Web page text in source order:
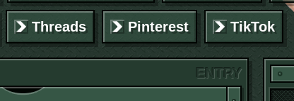
Threads Pinterest TikTok